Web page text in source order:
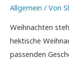
Allgemein / Von
Weihnachten
hektische
passenden